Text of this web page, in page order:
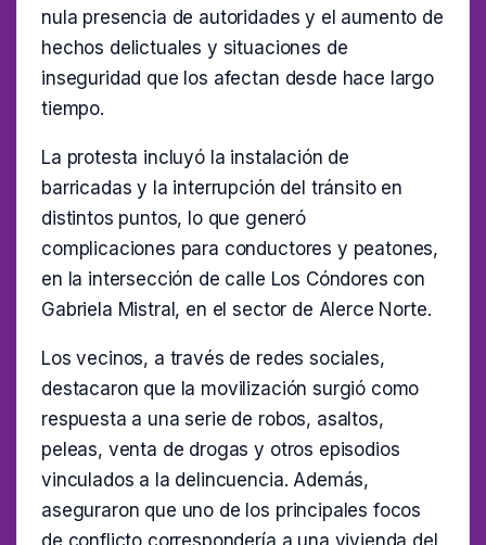
nula presencia de autoridades y el aumento de
hechos delictuales y situaciones de
inseguridad que los afectan desde hace largo
tiempo.
La protesta incluyó la instalación de
barricadas y la interrupción del tránsito en
distintos puntos, lo que generó
complicaciones para conductores y peatones,
en la intersección de calle Los Cóndores con
Gabriela Mistral, en el sector de Alerce Norte.
Los vecinos, a través de redes sociales,
destacaron que la movilización surgió como
respuesta a una serie de robos, asaltos,
peleas, venta de drogas y otros episodios
vinculados a la delincuencia. Además,
aseguraron que uno de los principales focos